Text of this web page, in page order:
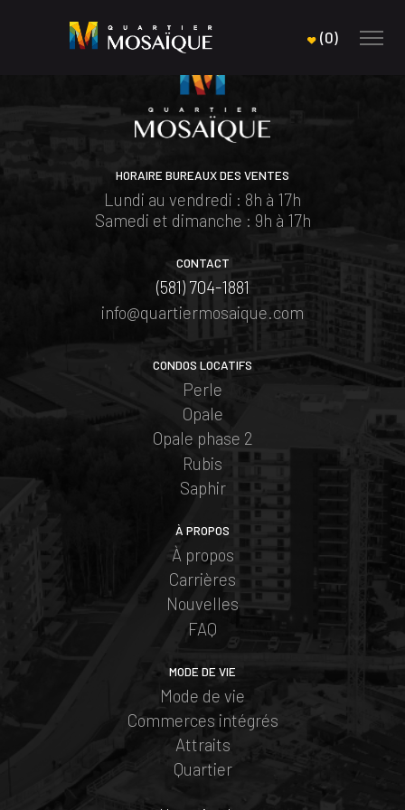
(0)
HORAIRE BUREAUX DES VENTES
Lundi au vendredi : 8h à 17h
Samedi et dimanche : 9h à 17h
CONTACT
(581) 704-1881
info@quartiermosaique.com
CONDOS LOCATIFS
Perle
Opale
Opale phase 2
Rubis
Saphir
À PROPOS
À propos
Carrières
Nouvelles
FAQ
MODE DE VIE
Mode de vie
Commerces intégrés
Attraits
Quartier